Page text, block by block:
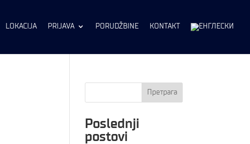
LOKACIJA PRIJAVA PORUDŽBINE KONTAKT
Претрага
Poslednji
postovi